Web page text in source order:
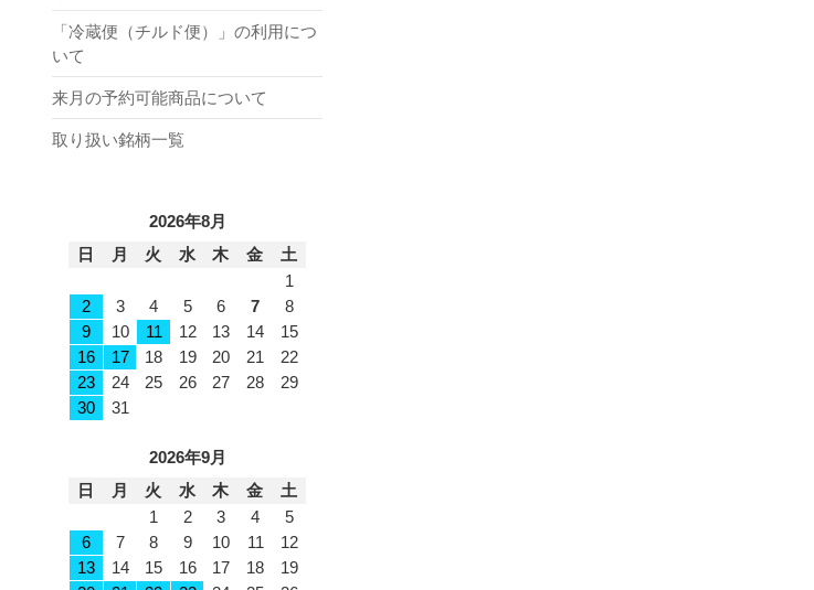
「冷蔵便（チルド便）」の利用につ
いて
来月の予約可能商品について
取り扱い銘柄一覧
2026年8月
日
月 火 水 木 金
土
1
2
3 4 5 6 7
8
9
10 11 12 13 14
15
16
17 18 19 20 21
22
23
24 25 26 27 28
29
30
31
2026年9月
日
月 火 水 木 金
土
1
2 3 4
5
6
7 8 9 10 11
12
13
14 15 16 17 18
19